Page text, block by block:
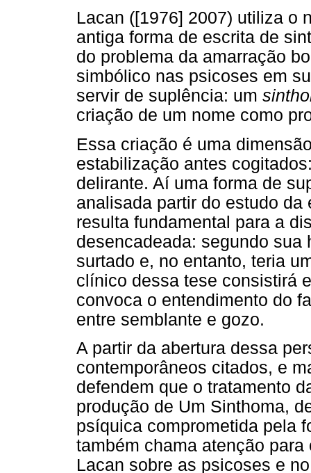
Lacan ([1976] 2007) utiliza o
antiga forma de escrita de
do problema da amarração
simbólico nas psicoses em
servir de suplência: um
criação de um nome como
Essa criação é uma
estabilização antes
delirante. Aí uma forma de
analisada partir do estudo
resulta fundamental para a
desencadeada: segundo
surtado e, no entanto, teria
clínico dessa tese consistirá
convoca o entendimento do
entre semblante e gozo.
A partir da abertura dessa
contemporâneos citados, e
defendem que o tratamento
produção de Um Sinthoma,
psíquica comprometida pela
também chama atenção
Lacan sobre as psicoses e